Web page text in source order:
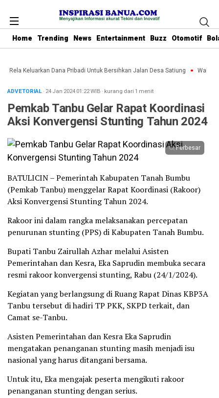
Home Trending News Entertainment Buzz Otomotif
Rela Keluarkan Dana Pribadi Untuk Bersihkan Jalan Desa Satiung Waket
ADVETORIAL· 24 Jan 202401:22WIB · kurang dari 1 menit
Pemkab Tanbu Gelar Rapat Koordinasi
Aksi Konvergensi Stunting Tahun 2024
Perbesar
BATULICIN – Pemerintah Kabupaten Tanah Bumbu
(Pemkab Tanbu) menggelar Rapat Koordinasi (Rakoor)
Aksi Konvergensi Stunting Tahun 2024.
Rakoor ini dalam rangka melaksanakan percepatan
penurunan stunting (PPS) di Kabupaten Tanah Bumbu.
Bupati Tanbu Zairullah Azhar melalui Asisten
Pemerintahan dan Kesra, Eka Saprudin membuka secara
resmi rakoor konvergensi stunting, Rabu (24/1/2024).
Kegiatan yang berlangsung di Ruang Rapat Dinas KBP3A
Tanbu tersebut di hadiri TP PKK, SKPD terkait, dan
Camat se-Tanbu.
Asisten Pemerintahan dan Kesra Eka Saprudin
mengatakan penanganan stunting masih menjadi isu
nasional yang harus ditangani bersama.
Untuk itu, Eka mengajak peserta mengikuti rakoor
penanganan stunting dengan serius.